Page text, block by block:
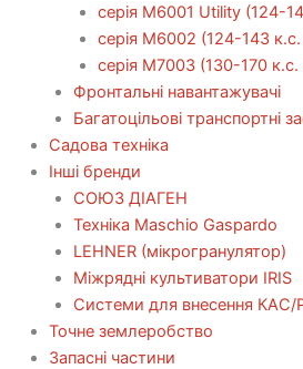
серія M6001 Utility (124-
серія М6002 (124-143
серія М7003 (130-170
Фронтальні навантажувачі
Багатоцільові транспортні
Садова техніка
Інші бренди
СОЮЗ ДІАГЕН
Техніка Maschio Gaspardo
LEHNER (мікрогранулятор)
Міжрядні культиватори IRIS
Системи для внесення КАС/
Точне землеробство
Запасні частини